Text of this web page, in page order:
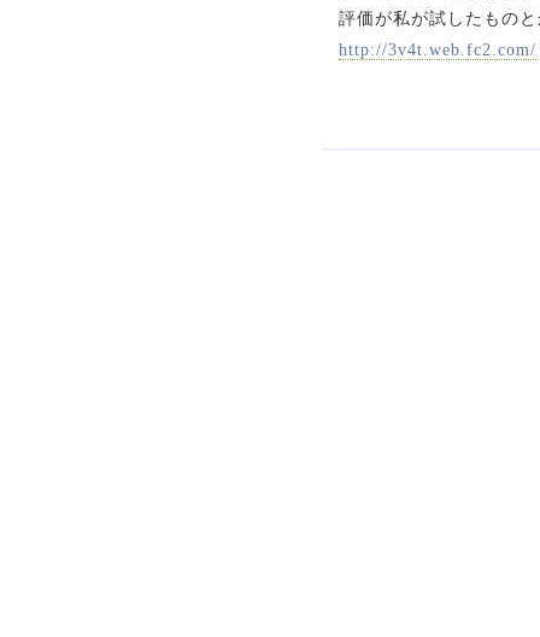
評価が私が試したもの
http://3v4t.web.fc2.com/